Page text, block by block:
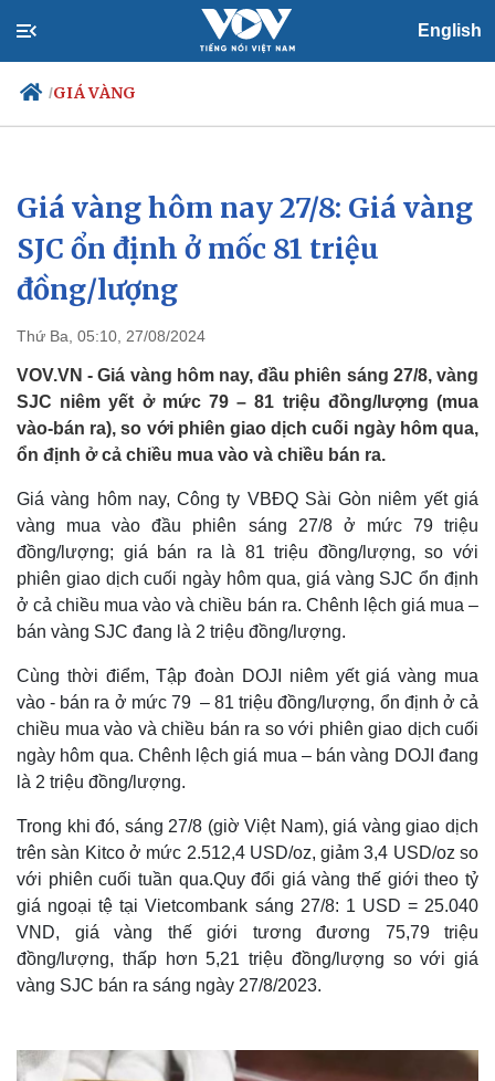
English
/GIÁ VÀNG
Chính trị
Đảng
Tổ chức nhân sự
Quốc hội
Nhận diện sự thật
Xã hội
Tin 24h
Dự báo thời tiết
Giá vàng hôm nay 27/8: Giá vàng
SJC ổn định ở mốc 81 triệu
đồng/lượng
Thứ Ba, 05:10, 27/08/2024
VOV.VN - Giá vàng hôm nay, đầu phiên sáng 27/8, vàng
SJC niêm yết ở mức 79 – 81 triệu đồng/lượng (mua
vào-bán ra), so với phiên giao dịch cuối ngày hôm qua,
ổn định ở cả chiều mua vào và chiều bán ra.
Giá vàng hôm nay, Công ty VBĐQ Sài Gòn niêm yết giá
vàng mua vào đầu phiên sáng 27/8 ở mức 79 triệu
đồng/lượng; giá bán ra là 81 triệu đồng/lượng, so với
phiên giao dịch cuối ngày hôm qua, giá vàng SJC ổn định
ở cả chiều mua vào và chiều bán ra. Chênh lệch giá mua –
bán vàng SJC đang là 2 triệu đồng/lượng.
Cùng thời điểm, Tập đoàn DOJI niêm yết giá vàng mua
vào - bán ra ở mức 79 – 81 triệu đồng/lượng, ổn định ở cả
chiều mua vào và chiều bán ra so với phiên giao dịch cuối
ngày hôm qua. Chênh lệch giá mua – bán vàng DOJI đang
là 2 triệu đồng/lượng.
Trong khi đó, sáng 27/8 (giờ Việt Nam), giá vàng giao dịch
trên sàn Kitco ở mức 2.512,4 USD/oz, giảm 3,4 USD/oz so
với phiên cuối tuần qua.Quy đổi giá vàng thế giới theo tỷ
giá ngoại tệ tại Vietcombank sáng 27/8: 1 USD = 25.040
VND, giá vàng thế giới tương đương 75,79 triệu
đồng/lượng, thấp hơn 5,21 triệu đồng/lượng so với giá
vàng SJC bán ra sáng ngày 27/8/2023.